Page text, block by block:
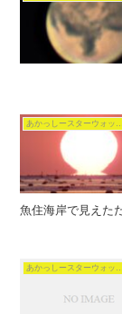
あかっしースターウォッチング
魚住海岸で見えた